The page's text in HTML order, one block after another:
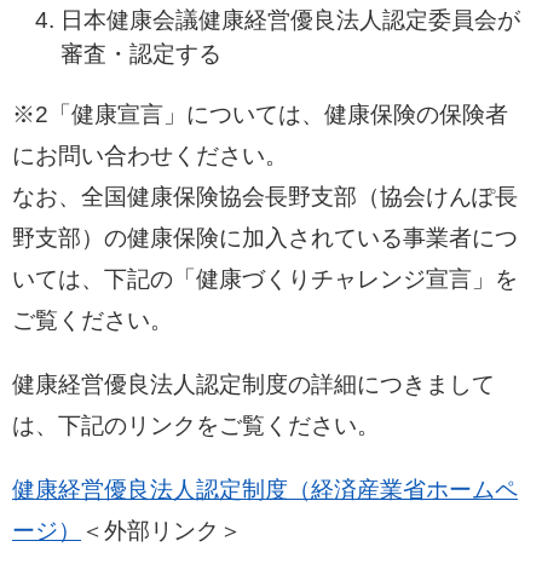
日本健康会議健康経営優良法人認定委員会が
審査・認定する
※2「健康宣言」については、健康保険の保険者
にお問い合わせください。
なお、全国健康保険協会長野支部（協会けんぽ長
野支部）の健康保険に加入されている事業者につ
いては、下記の「健康づくりチャレンジ宣言」を
ご覧ください。
健康経営優良法人認定制度の詳細につきまして
は、下記のリンクをご覧ください。
健康経営優良法人認定制度（経済産業省ホームペ
ージ）
＜外部リンク＞